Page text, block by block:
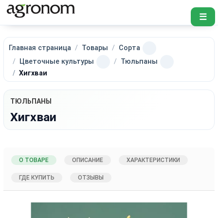
☰
Главная страница Товары
Сорта
Цветочные культуры
Тюльпаны
Хигхваи
ТЮЛЬПАНЫ
Хигхваи
О ТОВАРЕ ОПИСАНИЕ ХАРАКТЕРИСТИКИ
ГДЕ КУПИТЬ ОТЗЫВЫ